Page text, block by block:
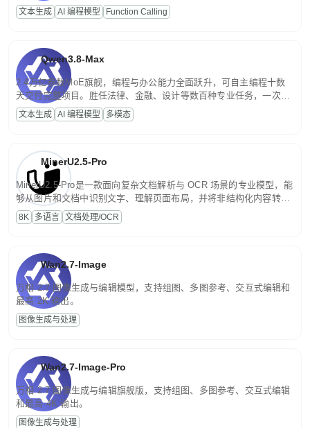
高并发、轻量化任务，适合日常对话、内容创作、基础 RAG、批量
文案处理等普惠刚需场景。
文本生成 AI 编程模型 Function Calling
Qwen3.8-Max
2.4万亿参数MoE旗舰，编程与办公能力全面跃升，可自主编程十数
天交付完整项目。胜任法律、金融、设计等数百种专业任务，一次对
话端到端交付生产级成果。原生视觉理解贯穿规划、执行与验证全流
程，支持超长文档与长视频的深度语义解析。长程任务中自主规划与
文本生成 AI 编程模型 多模态
MinerU2.5-Pro
MinerU2.5-Pro是一款面向复杂文档解析与 OCR 场景的专业模型，能
够从图片和文档中识别文字、理解页面布局，并将非结构化内容转换
为便于存储、检索和二次处理的结构化结果。
8K 多语言 文档处理/OCR
Wan2.7-Image
万相 2.7 图像生成与编辑模型，支持组图、多图参考、交互式编辑和
最高 2K 输出。
图像生成与处理
Wan2.7-Image-Pro
万相 2.7 图像生成与编辑旗舰版，支持组图、多图参考、交互式编辑
和最高 4K 输出。
图像生成与处理